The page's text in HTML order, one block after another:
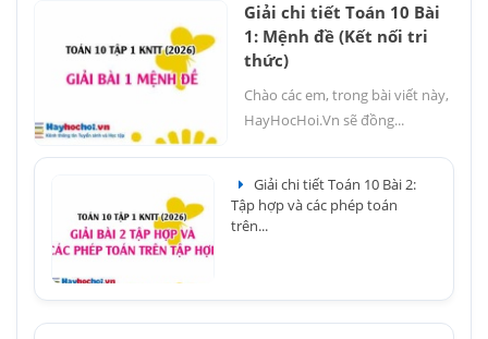
Giải chi tiết Toán 10 Bài
1: Mệnh đề (Kết nối tri
thức)
Chào các em, trong bài viết này,
HayHocHoi.Vn sẽ đồng...
Giải chi tiết Toán 10 Bài 2:
Tập hợp và các phép toán
trên...